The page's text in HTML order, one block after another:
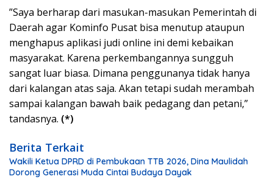
”Saya berharap dari masukan-masukan Pemerintah di
Daerah agar Kominfo Pusat bisa menutup ataupun
menghapus aplikasi judi online ini demi kebaikan
masyarakat. Karena perkembangannya sungguh
sangat luar biasa. Dimana penggunanya tidak hanya
dari kalangan atas saja. Akan tetapi sudah merambah
sampai kalangan bawah baik pedagang dan petani,”
tandasnya. (*)
Berita Terkait
Wakili Ketua DPRD di Pembukaan TTB 2026, Dina Maulidah
Dorong Generasi Muda Cintai Budaya Dayak